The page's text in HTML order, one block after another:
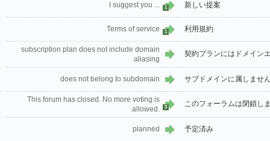
I suggest you ... 1 新しい提案
Terms of service 1 利用規約
subscription plan does not include domain
aliasing
契約プランにはドメイン
does not belong to subdomain サブドメインに属しませ
This forum has closed. No more voting is
allowed.
3 このフォーラムは閉鎖し
planned 予定済み